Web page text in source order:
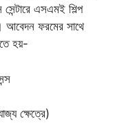
এসএমই শিল্প
আবেদন ফরমের সাথে
হয়-
ক্ষেত্রে)